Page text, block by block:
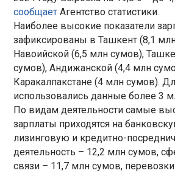
сообщаетАгентство статистики.
Наиболее высокие показатели
зафиксированы в Ташкент (8,1
Навоийской (6,5 млн сумов),
сумов), Андижанской (4,4 млн
Каракалпакстане (4 млн сумов).
использовались данные более 3
По видам деятельности самые
зарплаты приходятся на
лизинговую и кредитно-
деятельность – 12,2 млн сумов,
связи – 11,7 млн сумов,